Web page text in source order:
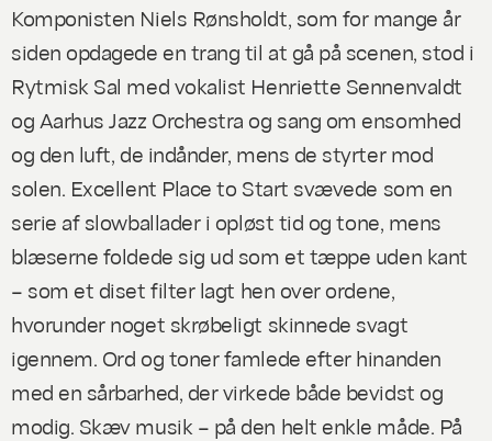
Komponisten Niels Rønsholdt, som for mange år
siden opdagede en trang til at gå på scenen, stod i
Rytmisk Sal med vokalist Henriette Sennenvaldt
og Aarhus Jazz Orchestra og sang om ensomhed
og den luft, de indånder, mens de styrter mod
solen. Excellent Place to Start svævede som en
serie af slowballader i opløst tid og tone, mens
blæserne foldede sig ud som et tæppe uden kant
– som et diset filter lagt hen over ordene,
hvorunder noget skrøbeligt skinnede svagt
igennem. Ord og toner famlede efter hinanden
med en sårbarhed, der virkede både bevidst og
modig. Skæv musik – på den helt enkle måde. På